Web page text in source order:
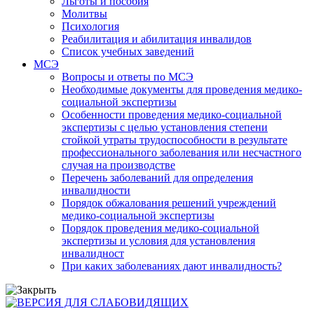
Молитвы
Психология
Реабилитация и абилитация инвалидов
Список учебных заведений
МСЭ
Вопросы и ответы по МСЭ
Необходимые документы для проведения медико-
социальной экспертизы
Особенности проведения медико-социальной
экспертизы с целью установления степени
стойкой утраты трудоспособности в результате
профессионального заболевания или несчастного
случая на производстве
Перечень заболеваний для определения
инвалидности
Порядок обжалования решений учреждений
медико-социальной экспертизы
Порядок проведения медико-социальной
экспертизы и условия для установления
инвалидност
При каких заболеваниях дают инвалидность?